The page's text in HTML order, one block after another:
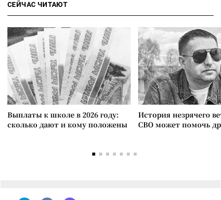
СЕЙЧАС ЧИТАЮТ
Выплаты к школе в 2026 году:
сколько дают и кому положены
История незрячего
СВО может помочь